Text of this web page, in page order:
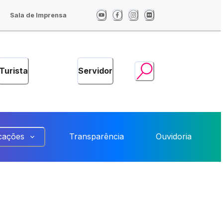
Sala de Imprensa
Turista Servidor
Transparência Ouvidoria